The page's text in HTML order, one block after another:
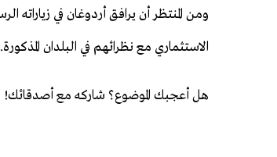
ومن المنتظر أن يرافق أردوغان في
الاستثماري مع نظرائهم في البلدان المذكورة.
هل أعجبك الموضوع؟ شاركه مع أصدقائك!